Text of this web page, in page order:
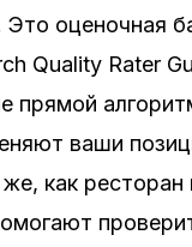
оценочная
Quality Rater
ваши
как ресторан